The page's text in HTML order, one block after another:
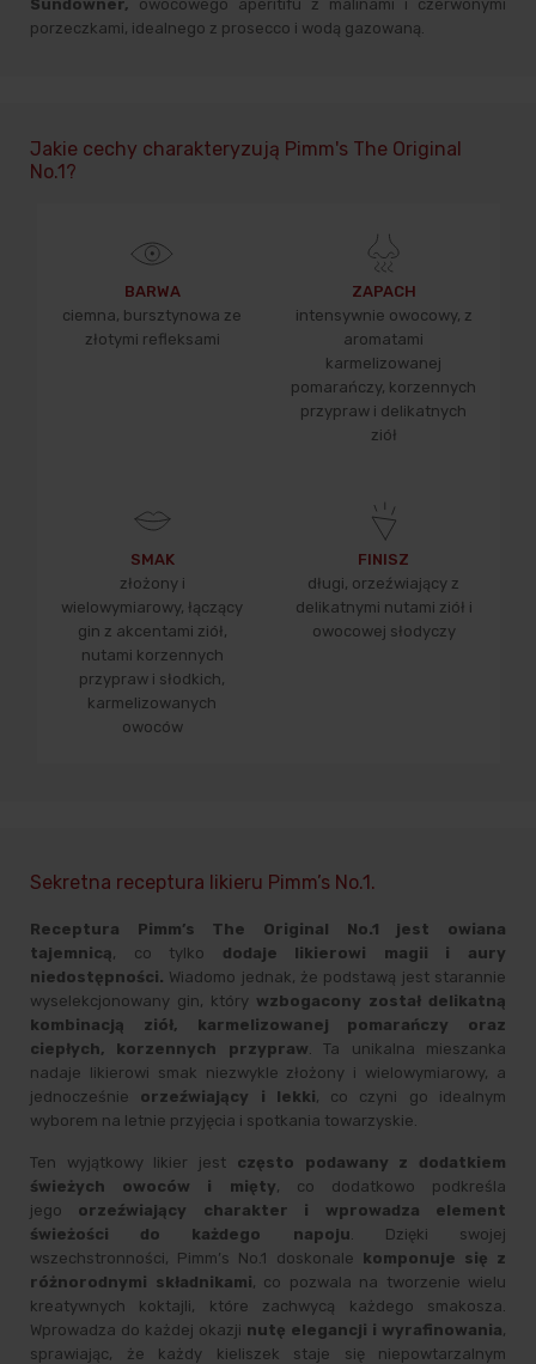
Sundowner, owocowego aperitifu z malinami i czerwonymi
porzeczkami, idealnego z prosecco i wodą gazowaną.
Jakie cechy charakteryzują Pimm's The Original
No.1?
BARWA
ciemna, bursztynowa ze
złotymi refleksami
ZAPACH
intensywnie owocowy, z
aromatami
karmelizowanej
pomarańczy, korzennych
przypraw i delikatnych
ziół
SMAK
złożony i
wielowymiarowy, łączący
gin z akcentami ziół,
nutami korzennych
przypraw i słodkich,
karmelizowanych
owoców
FINISZ
długi, orzeźwiający z
delikatnymi nutami ziół i
owocowej słodyczy
Sekretna receptura likieru Pimm’s No.1.
Receptura Pimm’s The Original No.1 jest owiana
tajemnicą, co tylko dodaje likierowi magii i aury
niedostępności. Wiadomo jednak, że podstawą jest starannie
wyselekcjonowany gin, który wzbogacony został delikatną
kombinacją ziół, karmelizowanej pomarańczy oraz
ciepłych, korzennych przypraw . Ta unikalna mieszanka
nadaje likierowi smak niezwykle złożony i wielowymiarowy, a
jednocześnie orzeźwiający i lekki, co czyni go idealnym
wyborem na letnie przyjęcia i spotkania towarzyskie.
Ten wyjątkowy likier jest często podawany z dodatkiem
świeżych owoców i mięty, co dodatkowo podkreśla
jego orzeźwiający charakter i wprowadza element
świeżości do każdego napoju . Dzięki swojej
wszechstronności, Pimm’s No.1 doskonale komponuje się z
różnorodnymi składnikami, co pozwala na tworzenie wielu
kreatywnych koktajli, które zachwycą każdego smakosza.
Wprowadza do każdej okazji nutę elegancji i wyrafinowania,
sprawiając, że każdy kieliszek staje się niepowtarzalnym